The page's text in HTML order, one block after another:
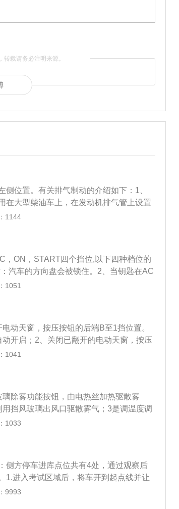
载请务必注明来源。
位置。有关排气制动的介绍如下：1、
在大型柴油车上，在发动机排气管上设置
压力，利用产生的负压获得制动力。
里实现，实现原理是关闭发动机排气通
体的反压力，阻止发动机的运转而产生制
1144
，ON，START四个挡位,以下四种档位的
汽车的方向盘会被锁住。2、当钥匙在AC
3、当钥匙在ON档位时：所有电源被接
见的一种点火方式，将钥匙插入点火开
2秒钟，让汽车电器设备有通电的时间。
，启动时需要先轻按一下，让车辆接通
动键。3、智能钥匙启动，这种启动方式
接通电源5秒钟以后，再启动车辆。
1051
动天窗，按压按钮的后端B至1挡位置。
开启；2、关闭已翻开的电动天窗，按压
位置即执行电动天窗自动关闭；3、停止
将天窗打开至舒适位置；5、关闭电动天
压按钮至2挡位置将天窗从舒适位置关
再次按压按钮C或D。
1041
除雾功能按钮，由电热丝加热驱散雾
挡风玻璃出风口驱散雾气；3是调温度调
循环模式，车内空气空从循环中流出；5
节温度和风量空；8是A/C，是空调压缩
调出风调节模式，旋转旋钮即可调节合
选择合适的空温度调节；夏天，许多人
得太低时，会影响健康。最适合人体的温
要合适。2、不要在开着空的停着的车
1033
侧方停车进库点位共有4处，通过观察后
1.进入考试区域后，将车开到起点线并让
是雨刮器凸起的铆钉沿道路边线行驶；2
9993